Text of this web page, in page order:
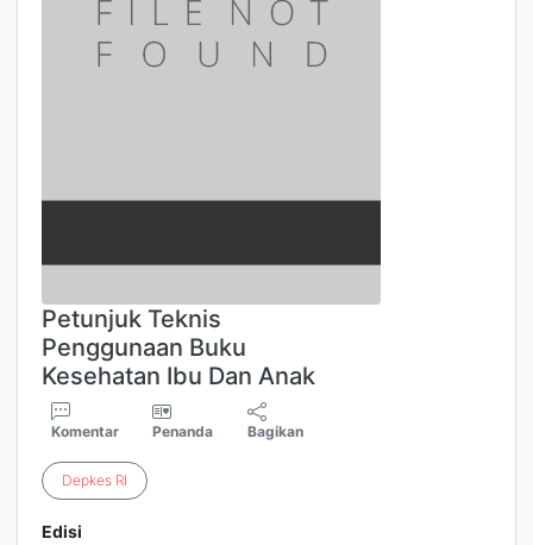
Petunjuk Teknis
Penggunaan Buku
Kesehatan Ibu Dan Anak
Komentar Penanda Bagikan
Depkes RI
Edisi